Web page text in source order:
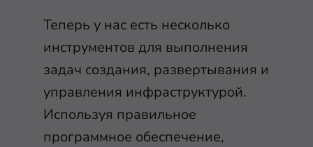
Теперь у нас есть несколько
инструментов для выполнения
задач создания, развертывания и
управления инфраструктурой.
Используя правильное
программное обеспечение,